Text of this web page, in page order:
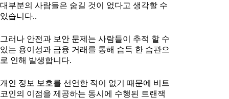
대부분의 사람들은 숨길 것이 없다고 생각할 수
있습니다..
그러나 안전과 보안 문제는 사람들이 추적 할 수
있는 용이성과 금융 거래를 통해 습득 한 습관으
로 인해 발생합니다.
개인 정보 보호를 선언한 적이 없기 때문에 비트
코인의 이점을 제공하는 동시에 수행된 트랜잭